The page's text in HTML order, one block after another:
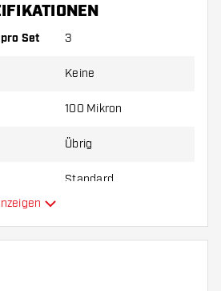
andere Form, ein anderes
welche Variante am besten
Set 3
Keine
100 Mikron
Übrig
Standard